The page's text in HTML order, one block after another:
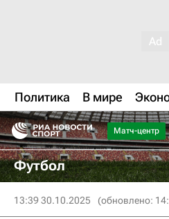
Политика В мире
Матч-центр
Футбол
13:39 30.10.2025 (обновлено: